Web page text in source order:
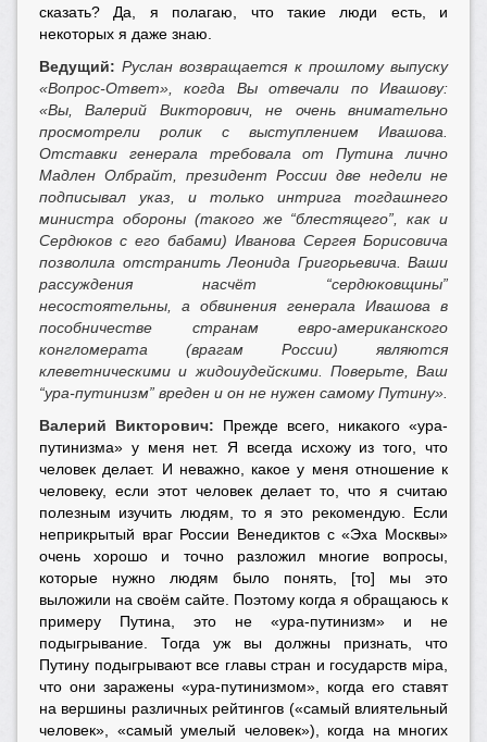
сказать? Да, я полагаю, что такие люди есть, и
некоторых я даже знаю.
Ведущий: Руслан возвращается к прошлому выпуску
«Вопрос-Ответ», когда Вы отвечали по Ивашову:
«Вы, Валерий Викторович, не очень внимательно
просмотрели ролик с выступлением Ивашова.
Отставки генерала требовала от Путина лично
Мадлен Олбрайт, президент России две недели не
подписывал указ, и только интрига тогдашнего
министра обороны (такого же “блестящего”, как и
Сердюков с его бабами) Иванова Сергея Борисовича
позволила отстранить Леонида Григорьевича. Ваши
рассуждения насчёт “сердюковщины”
несостоятельны, а обвинения генерала Ивашова в
пособничестве странам евро-американского
конгломерата (врагам России) являются
клеветническими и жидоиудейскими. Поверьте, Ваш
“ура-путинизм” вреден и он не нужен самому Путину».
Валерий Викторович: Прежде всего, никакого «ура-
путинизма» у меня нет. Я всегда исхожу из того, что
человек делает. И неважно, какое у меня отношение к
человеку, если этот человек делает то, что я считаю
полезным изучить людям, то я это рекомендую. Если
неприкрытый враг России Венедиктов с «Эха Москвы»
очень хорошо и точно разложил многие вопросы,
которые нужно людям было понять, [то] мы это
выложили на своём сайте. Поэтому когда я обращаюсь к
примеру Путина, это не «ура-путинизм» и не
подыгрывание. Тогда уж вы должны признать, что
Путину подыгрывают все главы стран и государств мiра,
что они заражены «ура-путинизмом», когда его ставят
на вершины различных рейтингов («самый влиятельный
человек», «самый умелый человек»), когда на многих